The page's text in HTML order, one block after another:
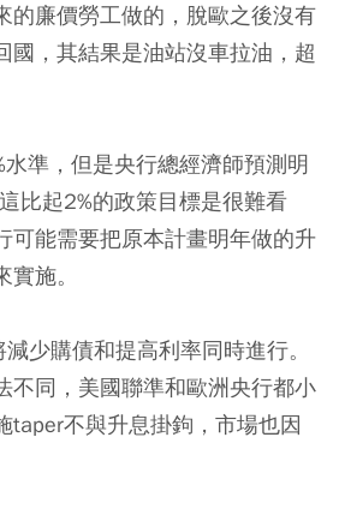
的廉價勞工做的，脫歐之後沒有
國，其結果是油站沒車拉油，超
水準，但是央行總經濟師預測明
比起2%的政策目標是很難看
可能需要把原本計畫明年做的升
施。
少購債和提高利率同時進行。
不同，美國聯準和歐洲央行都小
taper不與升息掛鉤，市場也因